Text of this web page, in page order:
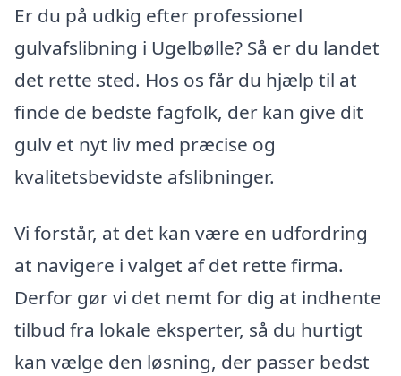
Er du på udkig efter professionel
gulvafslibning i Ugelbølle? Så er du landet
det rette sted. Hos os får du hjælp til at
finde de bedste fagfolk, der kan give dit
gulv et nyt liv med præcise og
kvalitetsbevidste afslibninger.
Vi forstår, at det kan være en udfordring
at navigere i valget af det rette firma.
Derfor gør vi det nemt for dig at indhente
tilbud fra lokale eksperter, så du hurtigt
kan vælge den løsning, der passer bedst